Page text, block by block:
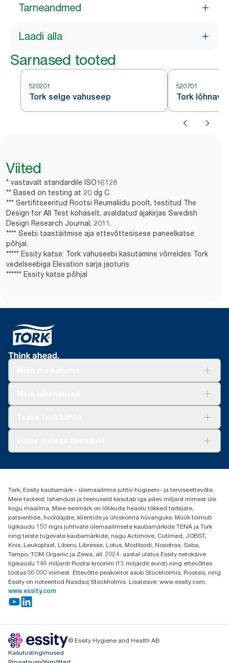
Tarneandmed
Laadi alla
Sarnased tooted
520201
Tork selge vahuseep
520701
Tork
Viited
* vastavalt standardile ISO16128
** Based on testing at 20 dg C
*** Sertifitseeritud Rootsi Reumaliidu poolt, testitud The
Design for All Test kohaselt, avaldatud ajakirjas Swedish
Design Research Journal, 2011.
**** Seebi taastäitmise aja ettevõttesisese paneelkatse
põhjal.
***** Essity katse: Tork vahuseebi kasutamine võrreldes Tork
vedelseebiga Elevation sarja jaoturis
****** Essity katse põhjal
+37253322264
Leia Tork maaletooja
Essity Estonia OÜ
Reti Tee 9, Peetri alevik, Rae vald
Harju maakond
75312 Estonia
Tork, Essity kaubamärk – ülemaailmne juhtiv hügieeni- ja terviseettevõte.
Meie tooteid, lahendusi ja teenuseid kasutab iga päev miljard inimest üle
kogu maailma. Meie eesmärk on lõhkuda heaolu tõkked tarbijate,
patsientide, hooldajate, klientide ja ühiskonna hüvanguks. Müük toimub
ligikaudu 150 riigis juhtivate ülemaailmsete kaubamärkide TENA ja Tork
ning teiste tugevate kaubamärkide, nagu Actimove, Cutimed, JOBST,
Knix, Leukoplast, Libero, Libresse, Lotus, Modibodi, Nosotras, Saba,
Tempo, TOM Organic ja Zewa, all. 2024. aastal ulatus Essity netokäive
ligikaudu 146 miljardi Rootsi kroonini (13 miljardit eurot) ning ettevõttes
töötas 36 000 inimest. Ettevõtte peakontor asub Stockholmis, Rootsis, ning
Essity on noteeritud Nasdaq Stockholmis. Lisateave: www.essity.com.
www.essity.com
© Essity Hygiene and Health AB
Kasutustingimused